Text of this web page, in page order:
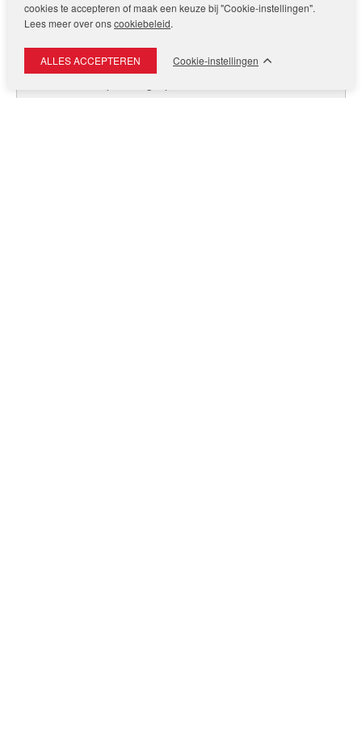
Ik wil graag een afspraak maken voor een:
Gratis Waardebepaling
Aankoopadviesgesprek
cookies te accepteren of maak een keuze bij "Cookie-instellingen".
Lees meer over onscookiebeleid.
Cookie-instellingen